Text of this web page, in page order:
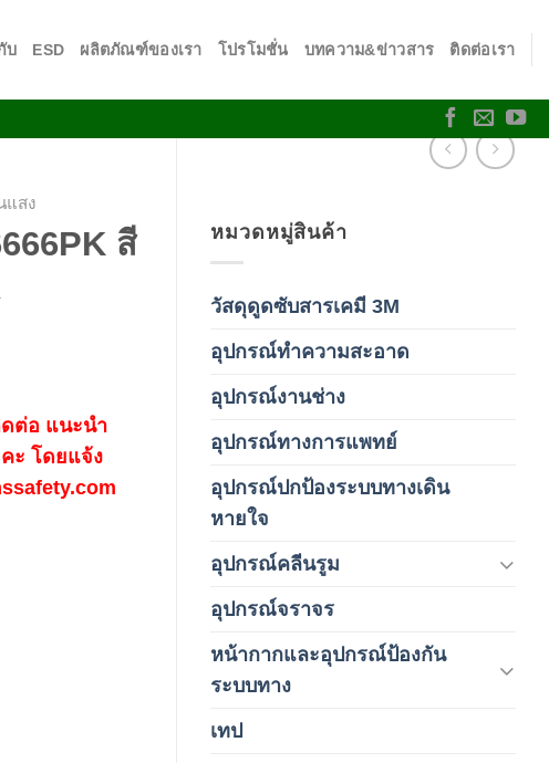
บ ESD ผลิตภัณฑ์ของเรา โปรโมชั่น บทความ&ข่าวสาร ติดต่อเรา
หมวดหมู่สินค้า
วัสดุดูดซับสารเคมี 3M
อุปกรณ์ทำความสะอาด
อุปกรณ์งานช่าง
อุปกรณ์ทางการแพทย์
อุปกรณ์ปกป้องระบบทางเดิน
หายใจ
อุปกรณ์คลีนรูม
อุปกรณ์จราจร
หน้ากากและอุปกรณ์ป้องกัน
ระบบทาง
เทป
แสง
สี
ดต่อ แนะนำ
ะ โดยแจ้ง